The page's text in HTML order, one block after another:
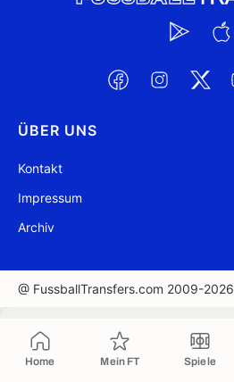
Home Mein FT Spiele
ÜBER UNS
Kontakt
Impressum
Archiv
@ FussballTransfers.com 2009-2026